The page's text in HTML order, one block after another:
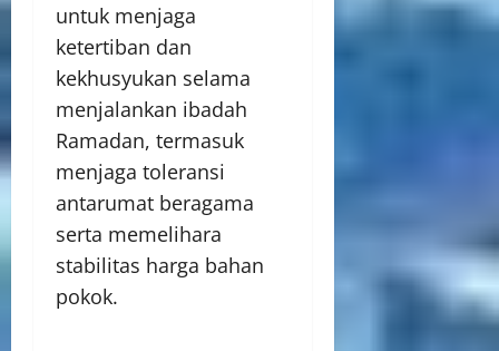
untuk menjaga
ketertiban dan
kekhusyukan selama
menjalankan ibadah
Ramadan, termasuk
menjaga toleransi
antarumat beragama
serta memelihara
stabilitas harga bahan
pokok.